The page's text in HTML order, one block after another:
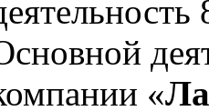
«